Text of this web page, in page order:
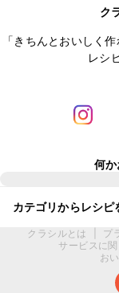
ク
「きちんとおいしく
レシ
何
カテゴリからレシピ
クラシルとは プ
サービスに
お